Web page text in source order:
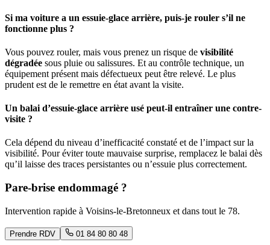
Si ma voiture a un essuie-glace arrière, puis-je rouler s’il ne
fonctionne plus ?
Vous pouvez rouler, mais vous prenez un risque de visibilité
dégradée sous pluie ou salissures. Et au contrôle technique, un
équipement présent mais défectueux peut être relevé. Le plus
prudent est de le remettre en état avant la visite.
Un balai d’essuie-glace arrière usé peut-il entraîner une contre-
visite ?
Cela dépend du niveau d’inefficacité constaté et de l’impact sur la
visibilité. Pour éviter toute mauvaise surprise, remplacez le balai dès
qu’il laisse des traces persistantes ou n’essuie plus correctement.
Pare-brise endommagé ?
Intervention rapide à Voisins-le-Bretonneux et dans tout le 78.
Prendre RDV 01 84 80 80 48